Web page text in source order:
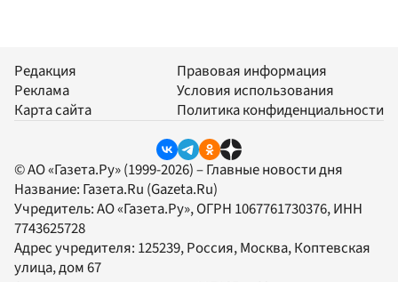
Редакция
Реклама
Карта сайта
Правовая информация
Условия использования
Политика конфиденциальности
© АО «Газета.Ру» (1999-2026) – Главные новости дня
Название: Газета.Ru (Gazeta.Ru)
Учредитель:АО «Газета.Ру», ОГРН 1067761730376, ИНН
7743625728
Адрес учредителя: 125239, Россия, Москва, Коптевская
улица, дом 67